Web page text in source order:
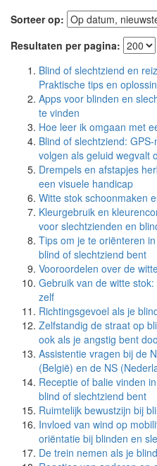
Sorteer op:
Resultaten per pagina:
Blind of slechtziend en
Praktische tips en
Apps voor blinden en
te vinden
Hoe leer ik omgaan met
Blind of slechtziend:
volgen als geluid wegvalt
Drempels en afstapjes
een visuele handicap
Witte stok schoonmaken
Kleurgebruik en
voor slechtzienden en
Tips om je te oriënteren
blind of slechtziend bent
Vooroordelen over de
Gebruik van de witte
zelf
Richtingsgevoel als je
Zelfstandig de straat op
ook als je angstig bent
Assistentie vragen bij de
(België) en de NS
Receptie of balie vinden
blind of slechtziend bent
Ruimtelijk bewustzijn bij
Invloed van wind op
oriëntatie bij blinden en
De trein nemen als je